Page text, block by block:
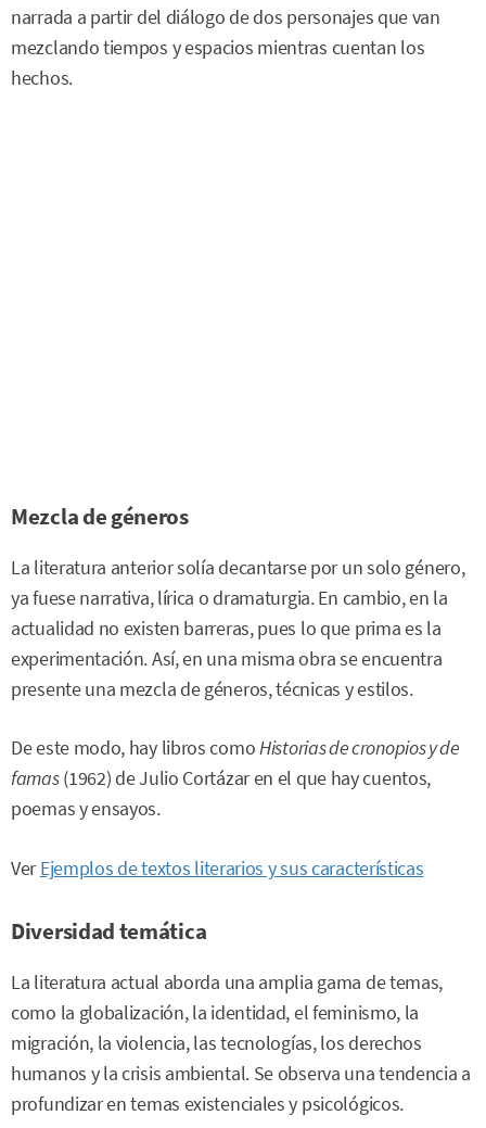
narrada a partir del diálogo de dos personajes que van
mezclando tiempos y espacios mientras cuentan los
hechos.
Mezcla de géneros
La literatura anterior solía decantarse por un solo género,
ya fuese narrativa, lírica o dramaturgia. En cambio, en la
actualidad no existen barreras, pues lo que prima es la
experimentación. Así, en una misma obra se encuentra
presente una mezcla de géneros, técnicas y estilos.
De este modo, hay libros comoHistorias de cronopios y de
famas(1962) de Julio Cortázar en el que hay cuentos,
poemas y ensayos.
VerEjemplos de textos literarios y sus características
Diversidad temática
La literatura actual aborda una amplia gama de temas,
como la globalización, la identidad, el feminismo, la
migración, la violencia, las tecnologías, los derechos
humanos y la crisis ambiental. Se observa una tendencia a
profundizar en temas existenciales y psicológicos.